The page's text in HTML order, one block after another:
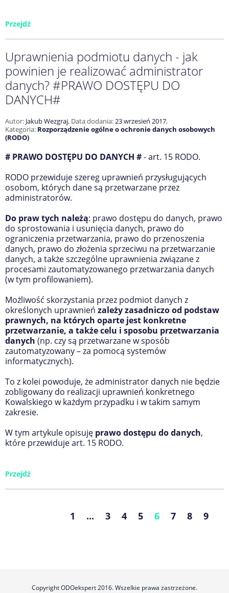
Przejdź
Uprawnienia podmiotu danych - jak
powinien je realizować administrator
danych? #PRAWO DOSTĘPU DO
DANYCH#
Autor: Jakub Wezgraj, Data dodania:23 wrzesień 2017,
Kategoria: Rozporządzenie ogólne o ochronie danych osobowych
(RODO)
# PRAWO DOSTĘPU DO DANYCH #- art. 15 RODO.
RODO przewiduje szereg uprawnień przysługujących
osobom, których dane są przetwarzane przez
administratorów.
Do praw tych należą: prawo dostępu do danych, prawo
do sprostowania i usunięcia danych, prawo do
ograniczenia przetwarzania, prawo do przenoszenia
danych, prawo do złożenia sprzeciwu na przetwarzanie
danych, a także szczególne uprawnienia związane z
procesami zautomatyzowanego przetwarzania danych
(w tym profilowaniem).
Możliwość skorzystania przez podmiot danych z
określonych uprawnień zależy zasadniczo od podstaw
prawnych, na których oparte jest konkretne
przetwarzanie, a także celu i sposobu przetwarzania
danych (np. czy są przetwarzane w sposób
zautomatyzowany – za pomocą systemów
informatycznych).
To z kolei powoduje, że administrator danych nie będzie
zobligowany do realizacji uprawnień konkretnego
Kowalskiego w każdym przypadku i w takim samym
zakresie.
W tym artykule opisuję prawo dostępu do danych,
które przewiduje art. 15 RODO.
Przejdź
1 ... 3 4 5 6 7 8 9
Copyright ODOekspert 2016. Wszelkie prawa zastrzeżone.